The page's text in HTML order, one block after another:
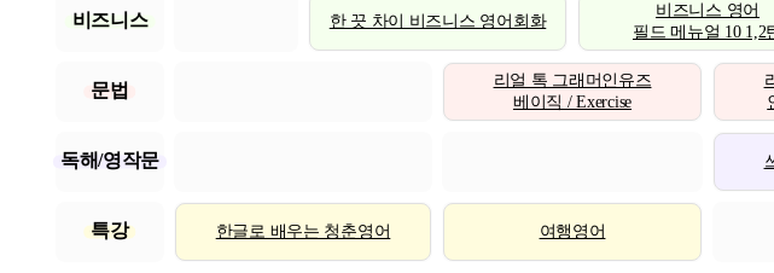
비즈니스 한 끗 차이 비즈니스 영어회화
비즈니스 영어
필드 메뉴얼 10 1,2
문법
리얼 톡 그래머인유즈
베이직 / Exercise
독해/영작문
특강 한글로 배우는 청춘영어 여행영어